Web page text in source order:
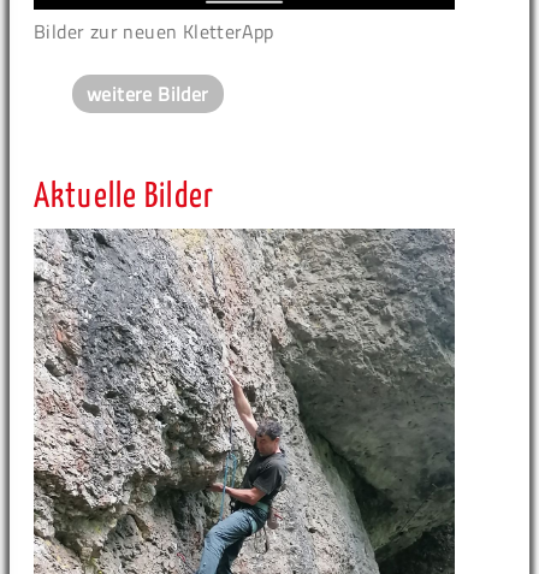
Bilder zur neuen KletterApp
weitere Bilder
Aktuelle Bilder